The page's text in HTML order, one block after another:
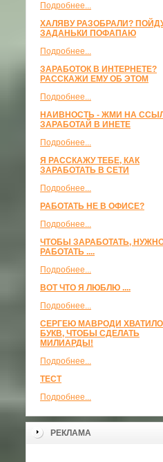
Подробнее...
ХАЛЯВУ РАЗОБРАЛИ?
ЗАДАНЬКИ ПОФАПАЮ
Подробнее...
ЗАРАБОТОК В ИНТЕРНЕТЕ?
РАССКАЖИ ЕМУ ОБ ЭТОМ
Подробнее...
НАИВНОСТЬ - ЖМИ НА
ЗАРАБОТАЙ В ИНЕТЕ
Подробнее...
Я РАССКАЖУ ТЕБЕ, КАК
ЗАРАБОТАТЬ В СЕТИ
Подробнее...
РАБОТАТЬ НЕ В ОФИСЕ?
Подробнее...
ЧТОБЫ ЗАРАБОТАТЬ,
РАБОТАТЬ ....
Подробнее...
ВОТ ЧТО Я ЛЮБЛЮ ....
Подробнее...
СЕРГЕЮ МАВРОДИ ХВАТИЛО
БУКВ, ЧТОБЫ СДЕЛАТЬ
МИЛИАРДЫ!
Подробнее...
ТЕСТ
Подробнее...
РЕКЛАМА